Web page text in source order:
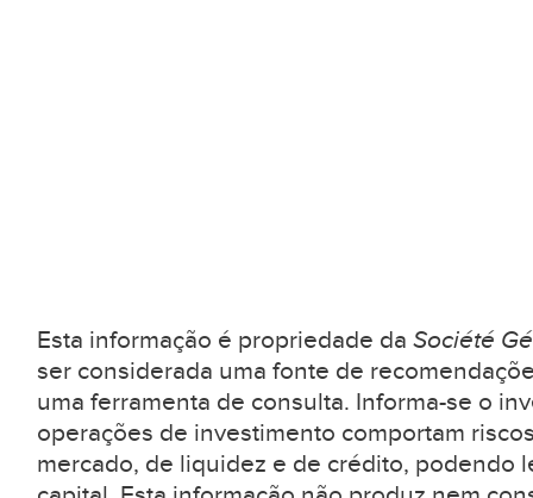
Esta informação é propriedade da Société
ser considerada uma fonte de
uma ferramenta de consulta. Informa-se o
operações de investimento comportam
mercado, de liquidez e de crédito, podendo